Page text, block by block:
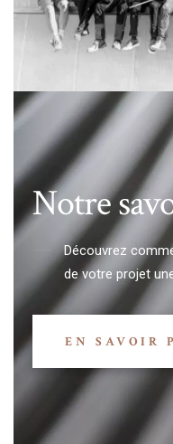
Notre
Découvrez
de votre projet
EN SAVOIR